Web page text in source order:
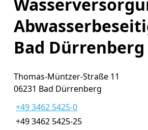
Bad Dürrenberg
Thomas-Müntzer-Straße 11
06231 Bad Dürrenberg
+49 3462 5425-0
+49 3462 5425-25